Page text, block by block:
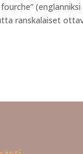
ranskalaiset